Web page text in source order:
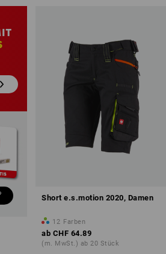
Short e.s.motion 2020, Damen
12 Farben
ab CHF 64.89
(m. MwSt.) ab 20 Stück